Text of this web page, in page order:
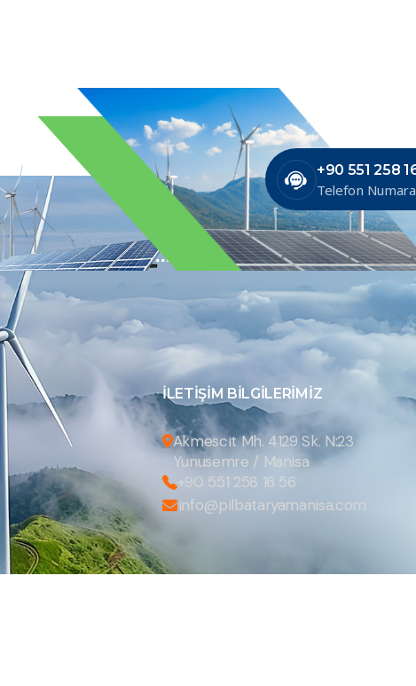
Telefon
+90 551 258
İLETIŞIM BILGILERIMIZ
Akmescit Mh. 4129 Sk. N:23
Yunusemre / Manisa
+90 551 258 16 56
info@pilbataryamanisa.com